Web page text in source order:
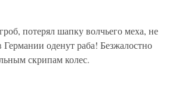
потерял шапку волчьего меха, не
оденут раба! Безжалостно
скрипам колес.